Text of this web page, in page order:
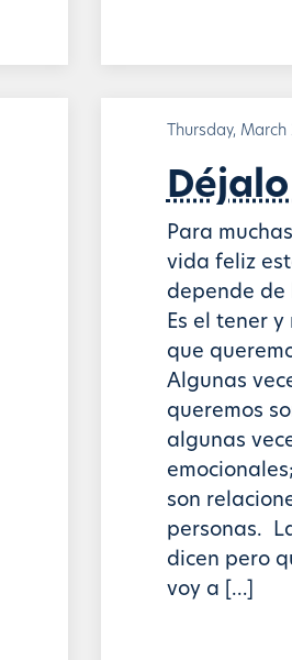
Thursday, March
Para
vida feliz
depende de
Es el tener
que
Algunas
queremos
algunas
son
personas.
dicen pero
voy a […]